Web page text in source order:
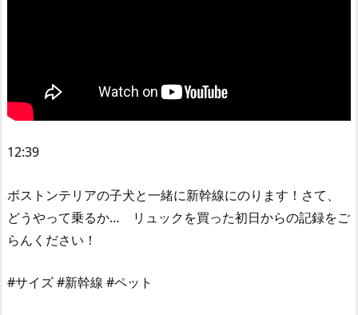
12:39
ボストンテリアの子犬と一緒に新幹線にのります！さて、
どうやって乗るか… リュックを買った初日からの記録をご
らんください！
#サイズ #新幹線 #ペット